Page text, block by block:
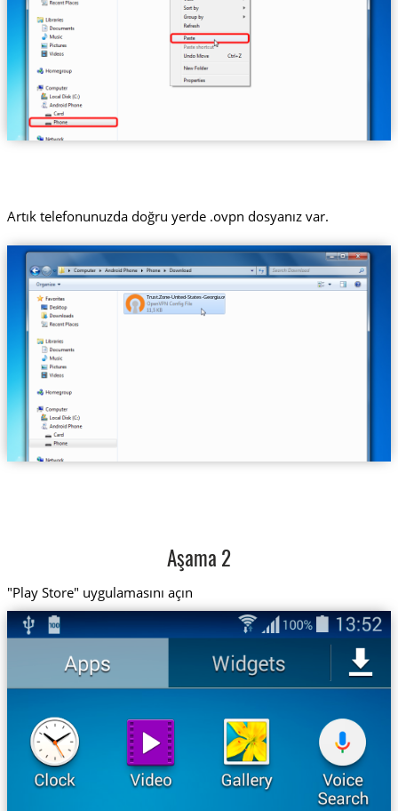
Artık telefonunuzda doğru yerde .ovpn dosyanız var.
Trust.Zone-United-States-Georgia.ovpn
Aşama 2
"Play Store" uygulamasını açın